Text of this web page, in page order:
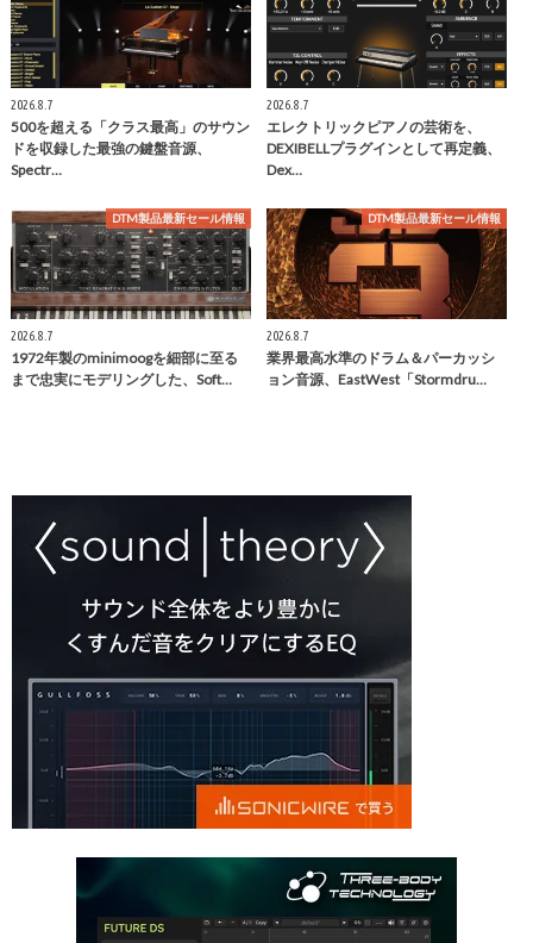
2026.8.7
500を超える「クラス最高」のサウン
ドを収録した最強の鍵盤音源、
Spectr…
2026.8.7
エレクトリックピアノの芸術を、
DEXIBELLプラグインとして再定義、
Dex…
DTM製品最新セール情報
2026.8.7
1972年製のminimoogを細部に至る
まで忠実にモデリングした、Soft…
DTM製品最新セール情報
2026.8.7
業界最高水準のドラム＆パーカッシ
ョン音源、EastWest「Stormdru…